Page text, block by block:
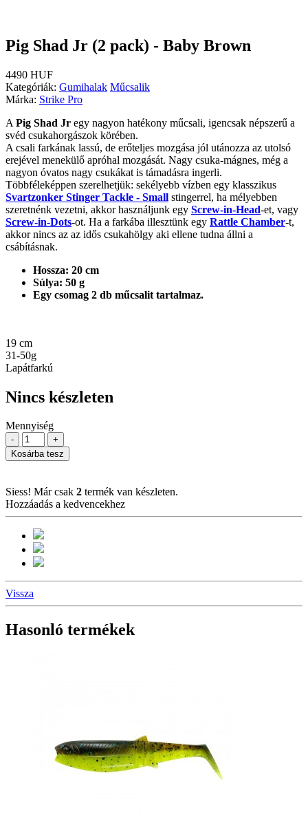
Pig Shad Jr (2 pack) - Baby Brown
4490 HUF
Kategóriák: Gumihalak Műcsalik
Márka: Strike Pro
A Pig Shad Jr egy nagyon hatékony műcsali, igencsak népszerű a
svéd csukahorgászok körében.
A csali farkának lassú, de erőteljes mozgása jól utánozza az utolsó
erejével menekülő apróhal mozgását. Nagy csuka-mágnes, még a
nagyon óvatos nagy csukákat is támadásra ingerli.
Többféleképpen szerelhetjük: sekélyebb vízben egy klasszikus
Svartzonker Stinger Tackle - Small stingerrel, ha mélyebben
szeretnénk vezetni, akkor használjunk egy Screw-in-Head-et, vagy
Screw-in-Dots-ot. Ha a farkába illesztünk egy Rattle Chamber-t,
akkor nincs az az idős csukahölgy aki ellene tudna állni a
csábításnak.
Hossza: 20 cm
Súlya: 50 g
Egy csomag 2 db műcsalit tartalmaz.
19 cm
31-50g
Lapátfarkú
Nincs készleten
Mennyiség
-
+
Kosárba tesz
Siess! Már csak 2 termék van készleten.
Hozzáadás a kedvencekhez
Vissza
Hasonló termékek